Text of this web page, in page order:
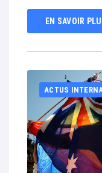
EN SAVOIR
ACTUS